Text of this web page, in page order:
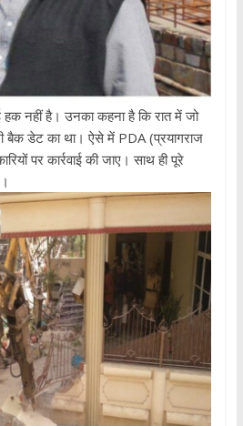
हक नहीं है। उनका कहना है कि रात में जो
बैक डेट का था। ऐसे में PDA (प्रयागराज
पर कार्रवाई की जाए। साथ ही पूरे